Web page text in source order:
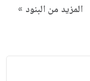
المزيد من البنود »